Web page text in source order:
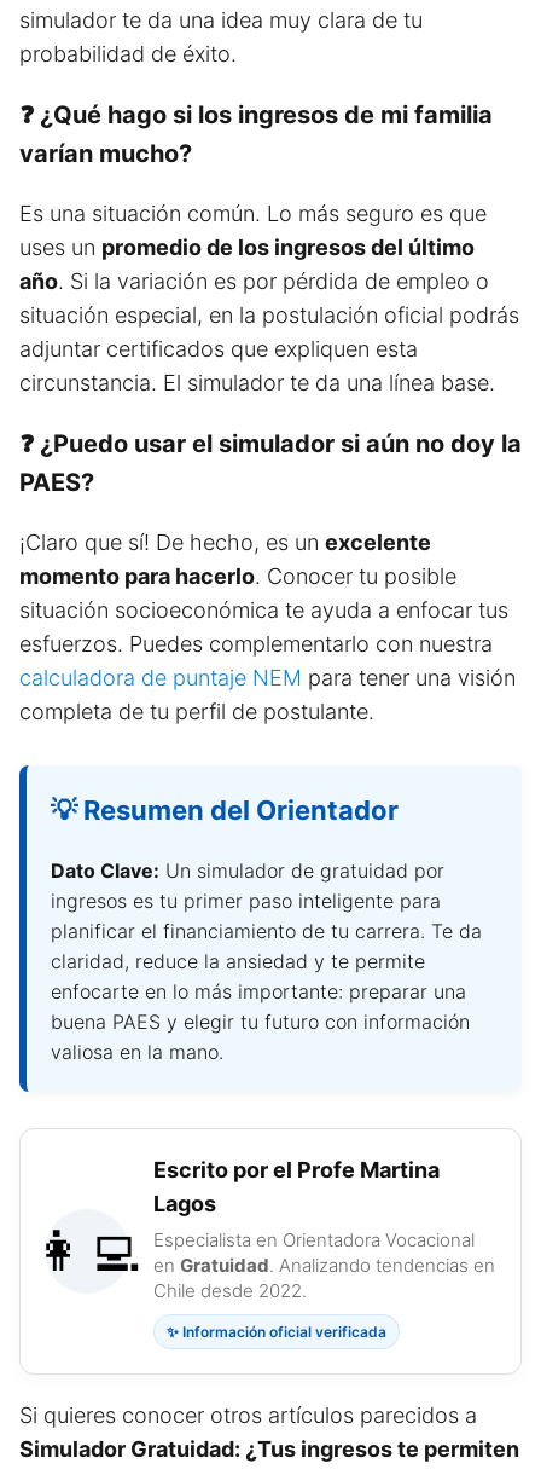
simulador te da una idea muy clara de tu
probabilidad de éxito.
❓ ¿Qué hago si los ingresos de mi familia
varían mucho?
Es una situación común. Lo más seguro es que
uses un promedio de los ingresos del último
año. Si la variación es por pérdida de empleo o
situación especial, en la postulación oficial podrás
adjuntar certificados que expliquen esta
circunstancia. El simulador te da una línea base.
❓ ¿Puedo usar el simulador si aún no doy la
PAES?
¡Claro que sí! De hecho, es un excelente
momento para hacerlo. Conocer tu posible
situación socioeconómica te ayuda a enfocar tus
esfuerzos. Puedes complementarlo con nuestra
calculadora de puntaje NEM para tener una visión
completa de tu perfil de postulante.
💡 Resumen del Orientador
Dato Clave: Un simulador de gratuidad por
ingresos es tu primer paso inteligente para
planificar el financiamiento de tu carrera. Te da
claridad, reduce la ansiedad y te permite
enfocarte en lo más importante: preparar una
buena PAES y elegir tu futuro con información
valiosa en la mano.
👩‍💻
Escrito por el Profe Martina
Lagos
Especialista en Orientadora Vocacional
en Gratuidad. Analizando tendencias en
Chile desde 2022.
✨ Información oficial verificada
Si quieres conocer otros artículos parecidos a
Simulador Gratuidad: ¿Tus ingresos te permiten